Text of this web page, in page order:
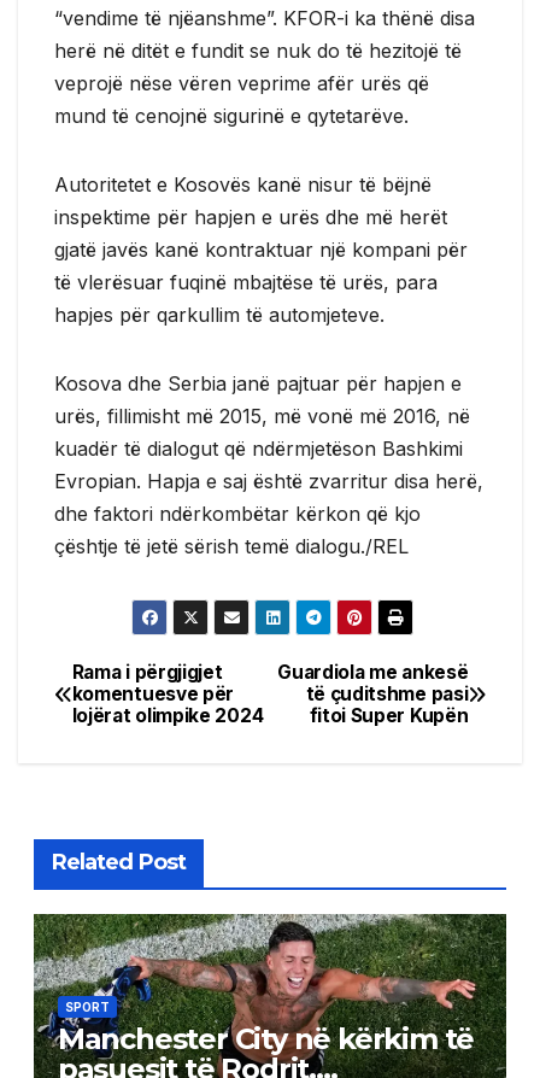
“vendime të njëanshme”. KFOR-i ka thënë disa
herë në ditët e fundit se nuk do të hezitojë të
veprojë nëse vëren veprime afër urës që
mund të cenojnë sigurinë e qytetarëve.
Autoritetet e Kosovës kanë nisur të bëjnë
inspektime për hapjen e urës dhe më herët
gjatë javës kanë kontraktuar një kompani për
të vlerësuar fuqinë mbajtëse të urës, para
hapjes për qarkullim të automjeteve.
Kosova dhe Serbia janë pajtuar për hapjen e
urës, fillimisht më 2015, më vonë më 2016, në
kuadër të dialogut që ndërmjetëson Bashkimi
Evropian. Hapja e saj është zvarritur disa herë,
dhe faktori ndërkombëtar kërkon që kjo
çështje të jetë sërish temë dialogu./REL
Post
navigation
Guardiola me ankesë
të çuditshme pasi
fitoi Super Kupën
Rama i përgjigjet
komentuesve për
lojërat olimpike 2024
Related Post
SPORT
Manchester City në kërkim të
pasuesit të Rodrit,